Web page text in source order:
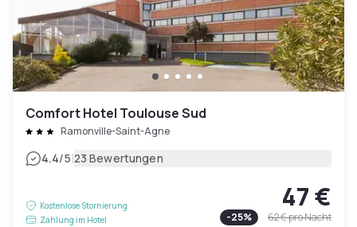
Comfort Hotel Toulouse Sud
Ramonville-Saint-Agne
4.4/5|23 Bewertungen
Kostenlose Stornierung
Zahlung im Hotel
47 €
-25% 62 €pro Nacht